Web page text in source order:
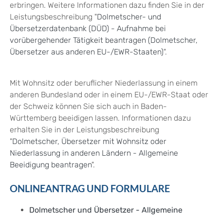
erbringen. Weitere Informationen dazu finden Sie in der
Leistungsbeschreibung "Dolmetscher- und
Übersetzerdatenbank (DÜD) - Aufnahme bei
vorübergehender Tätigkeit beantragen (Dolmetscher,
Übersetzer aus anderen EU-/EWR-Staaten)".
Mit Wohnsitz oder beruflicher Niederlassung in einem
anderen Bundesland oder in einem EU-/EWR-Staat oder
der Schweiz können Sie sich auch in Baden-
Württemberg beeidigen lassen. Informationen dazu
erhalten Sie in der Leistungsbeschreibung
"Dolmetscher, Übersetzer mit Wohnsitz oder
Niederlassung in anderen Ländern - Allgemeine
Beeidigung beantragen".
ONLINEANTRAG UND FORMULARE
Dolmetscher und Übersetzer - Allgemeine